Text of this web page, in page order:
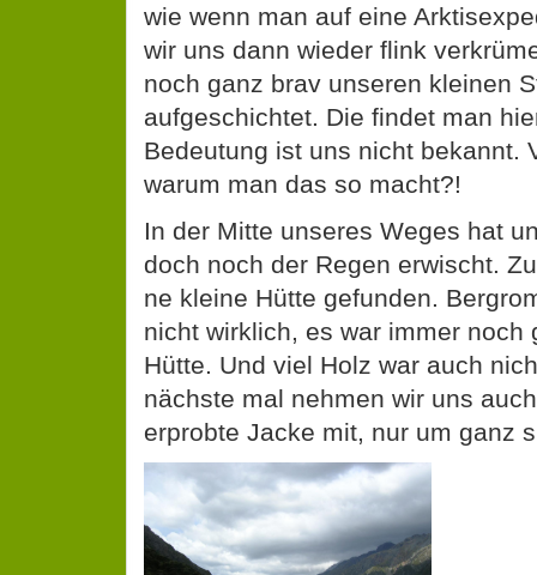
wie wenn man auf eine
wir uns dann wieder flink
noch ganz brav unseren kleinen
aufgeschichtet. Die findet man
Bedeutung ist uns nicht bekannt.
warum man das so macht?!
In der Mitte unseres Weges hat
doch noch der Regen erwischt.
ne kleine Hütte gefunden.
nicht wirklich, es war immer noch
Hütte. Und viel Holz war auch
nächste mal nehmen wir uns
erprobte Jacke mit, nur um ganz